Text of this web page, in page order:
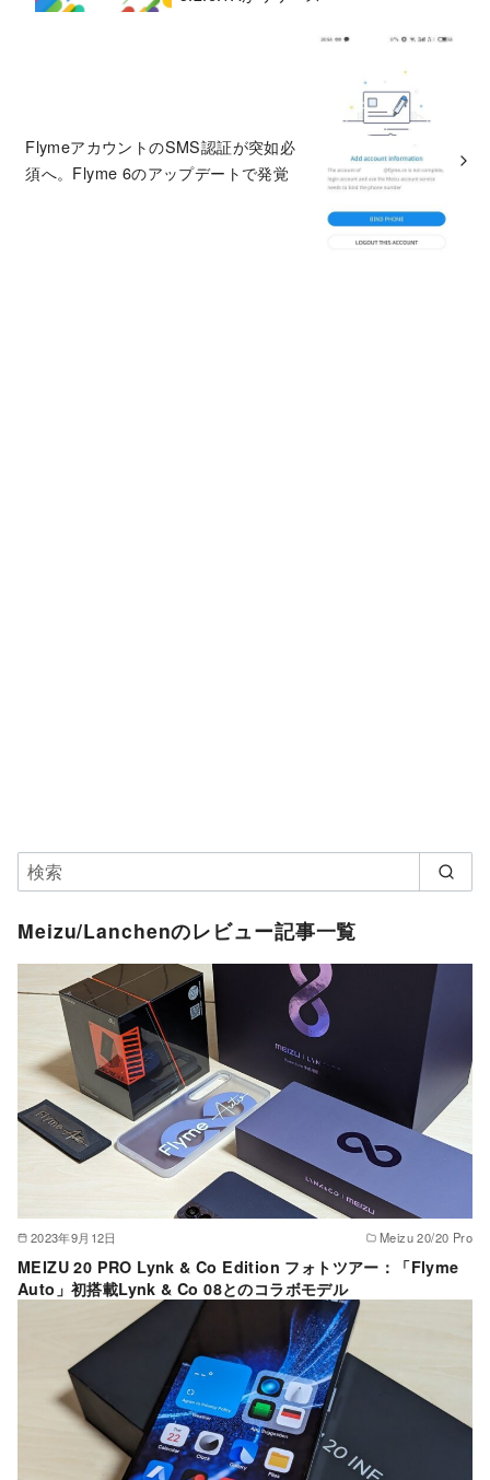
FlymeアカウントのSMS認証が突如必
須へ。Flyme 6のアップデートで発覚
Meizu/Lanchenのレビュー記事一覧
2023年9月12日 Meizu 20/20 Pro
MEIZU 20 PRO Lynk & Co Edition フォトツアー：「Flyme
Auto」初搭載Lynk & Co 08とのコラボモデル